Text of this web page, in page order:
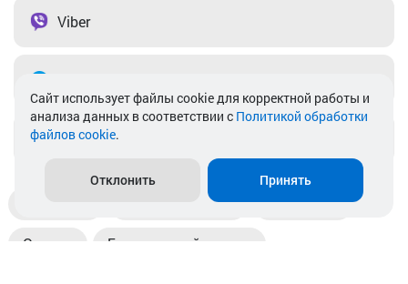
Viber
info@akkamulik.by
Пункты выдачи Магазины
Оплата Безналичный расчет
Cайт использует файлы cookie для корректной работы и
анализа данных в соответствии с Политикой обработки
файлов cookie.
Отклонить Принять